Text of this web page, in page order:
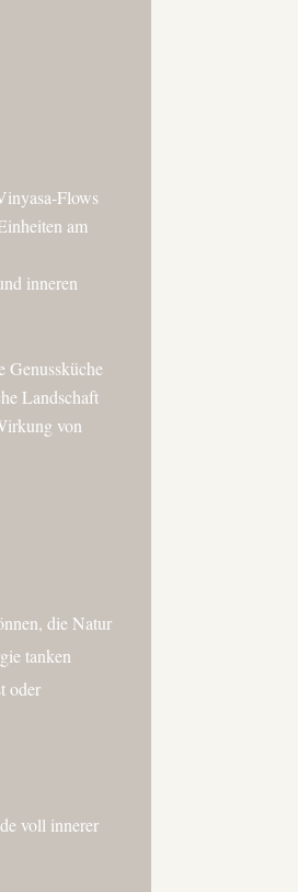
Flows
am
inneren
Genussküche
Landschaft
von
die Natur
tanken
oder
voll innerer